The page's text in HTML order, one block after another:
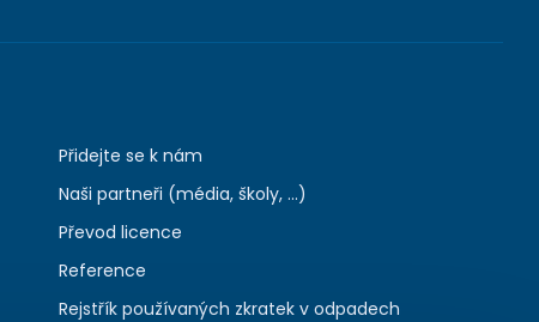
Přidejte se k nám
Naši partneři (média, školy, ...)
Převod licence
Reference
Rejstřík používaných zkratek v odpadech